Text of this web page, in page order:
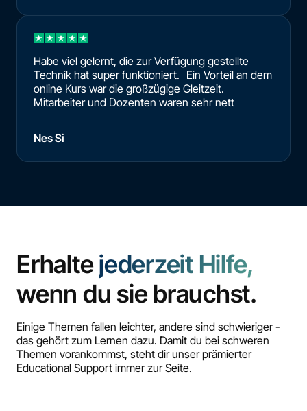
Habe viel gelernt, die zur Verfügung gestellte
Technik hat super funktioniert. Ein Vorteil an dem
online Kurs war die großzügige Gleitzeit.
Mitarbeiter und Dozenten waren sehr nett
Nes Si
Erhaltejederzeit Hilfe,
wenn du sie brauchst.
Einige Themen fallen leichter, andere sind schwieriger -
das gehört zum Lernen dazu. Damit du bei schweren
Themen vorankommst, steht dir unser prämierter
Educational Support immer zur Seite.